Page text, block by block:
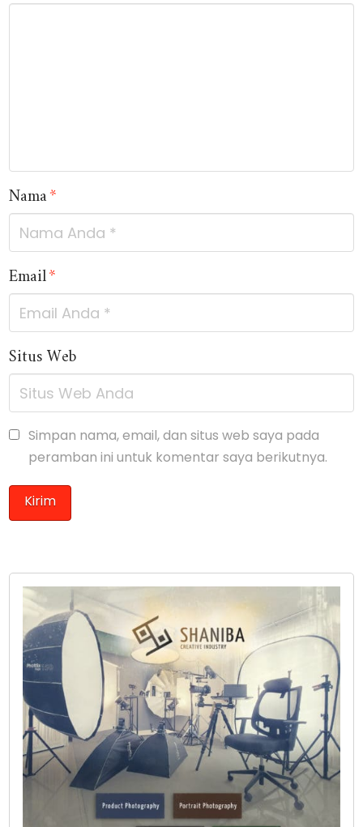
Nama*
Email*
Situs Web
Simpan nama, email, dan situs web saya pada
peramban ini untuk komentar saya berikutnya.